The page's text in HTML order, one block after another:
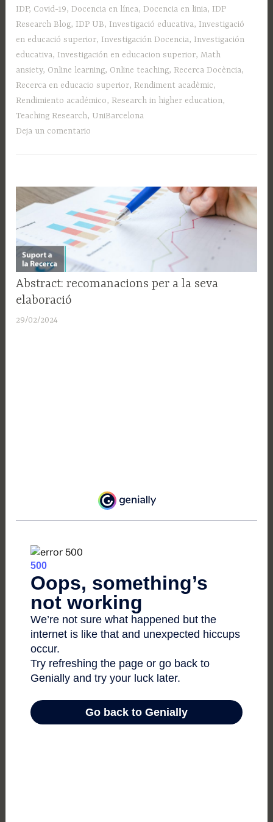
l’aprenentatge
online
en
temps
de
pandèmia»
IDP, Covid-19,Docencia en línea,Docencia en linia, IDP
Research Blog, IDP UB, Investigació educativa, Investigació
en educació superior, Investigación Docencia, Investigación
educativa, Investigación en educacion superior,Math
ansiety, Online learning, Online teaching, Recerca Docència,
Recerca en educacio superior, Rendiment acadèmic,
Rendimiento académico, Research in higher education,
Teaching Research, UniBarcelona
Deja un comentario
SUPORT
A LA
Abstract: recomanacions per a la seva
elaboració
29/02/2024